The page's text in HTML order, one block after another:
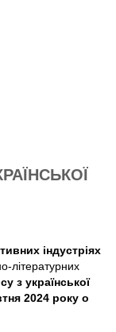
індустріях
літературних
з української
2024 року о